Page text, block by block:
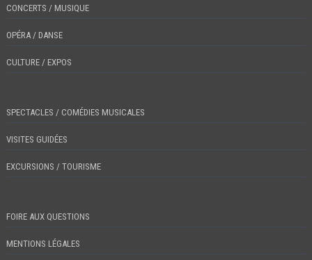
CONCERTS / MUSIQUE
OPÉRA / DANSE
CULTURE / EXPOS
SPECTACLES / COMÉDIES MUSICALES
VISITES GUIDÉES
EXCURSIONS / TOURISME
FOIRE AUX QUESTIONS
MENTIONS LÉGALES